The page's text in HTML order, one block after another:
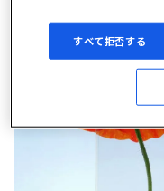
すべて拒否する